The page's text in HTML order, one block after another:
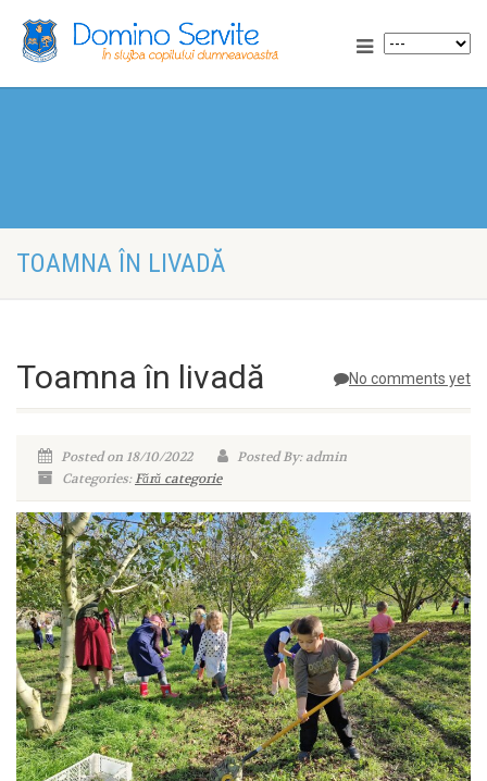
TOAMNA ÎN LIVADĂ
No comments yet
Toamna în livadă
Posted on 18/10/2022
Posted By: admin
Categories:Fără categorie